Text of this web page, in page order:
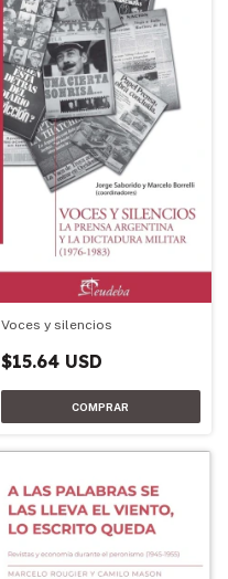
Voces y silencios
$15.64 USD